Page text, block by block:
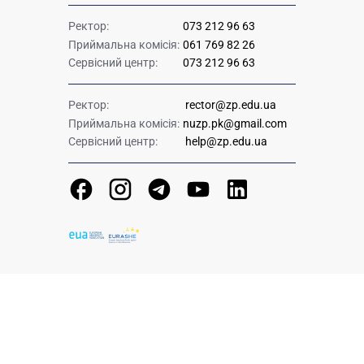
Ректор:
073 212 96 63
Приймальна комісія: 061 769 82 26
Сервісний центр:
073 212 96 63
Ректор:
rector@zp.edu.ua
Приймальна комісія: nuzp.pk@gmail.com
Сервісний центр:
help@zp.edu.ua